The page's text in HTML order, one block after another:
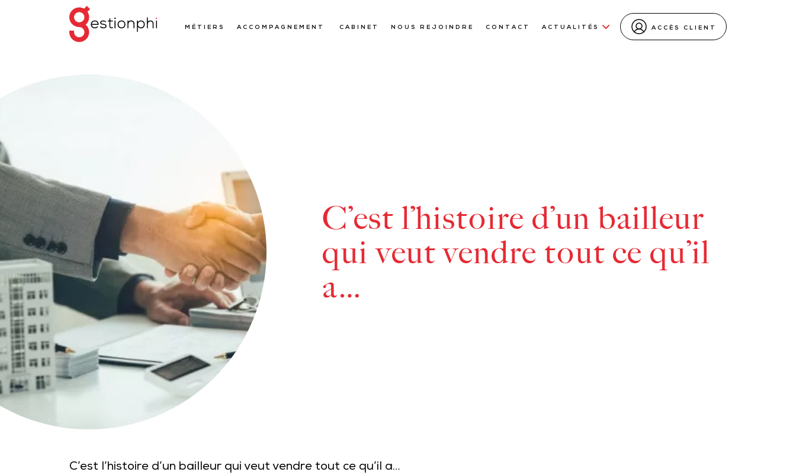
MÉTIERS ACCOMPAGNEMENT CABINET NOUS REJOINDRE CONTACT ACTUALITÉS ACCÈS CLIENT
C’est l’histoire d’un bailleur
qui veut vendre tout ce qu’il
a…
C’est l’histoire d’un bailleur qui veut vendre tout ce qu’il a…